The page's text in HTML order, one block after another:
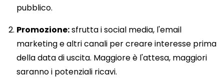
pubblico.
Promozione:sfrutta i social media, l'email
marketing e altri canali per creare interesse prima
della data di uscita. Maggiore è l'attesa, maggiori
saranno i potenziali ricavi.